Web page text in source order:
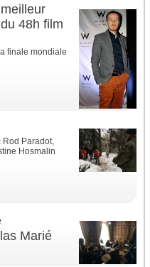
48h film
finale mondiale
Rod Paradot,
Hosmalin
Marié